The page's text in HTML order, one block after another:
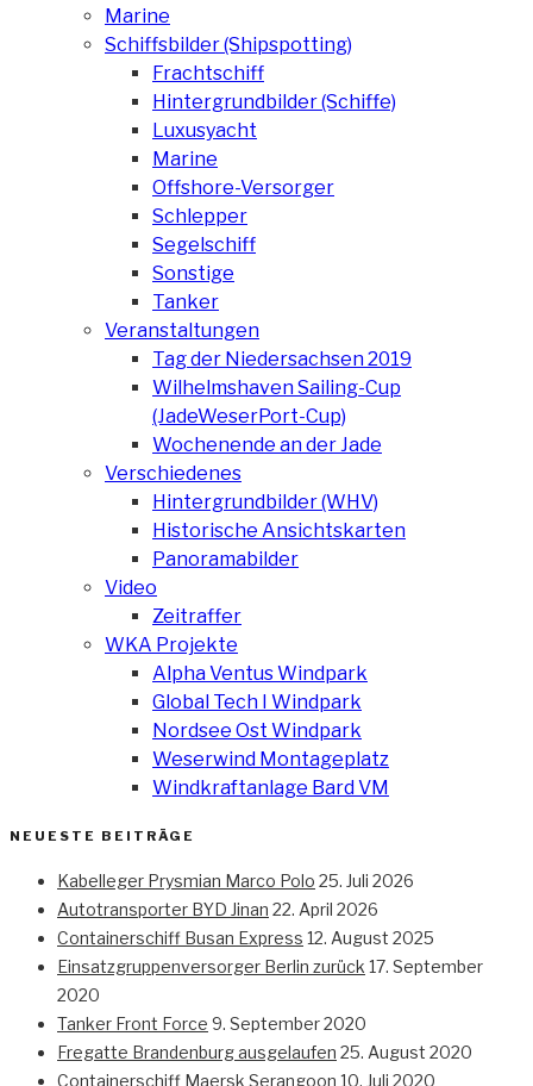
Marine
Schiffsbilder (Shipspotting)
Frachtschiff
Hintergrundbilder (Schiffe)
Luxusyacht
Marine
Offshore-Versorger
Schlepper
Segelschiff
Sonstige
Tanker
Veranstaltungen
Tag der Niedersachsen 2019
Wilhelmshaven Sailing-Cup
(JadeWeserPort-Cup)
Wochenende an der Jade
Verschiedenes
Hintergrundbilder (WHV)
Historische Ansichtskarten
Panoramabilder
Video
Zeitraffer
WKA Projekte
Alpha Ventus Windpark
Global Tech I Windpark
Nordsee Ost Windpark
Weserwind Montageplatz
Windkraftanlage Bard VM
NEUESTE BEITRÄGE
Kabelleger Prysmian Marco Polo 25. Juli 2026
Autotransporter BYD Jinan 22. April 2026
Containerschiff Busan Express 12. August 2025
Einsatzgruppenversorger Berlin zurück 17. September
2020
Tanker Front Force 9. September 2020
Fregatte Brandenburg ausgelaufen 25. August 2020
Containerschiff Maersk Serangoon 10. Juli 2020